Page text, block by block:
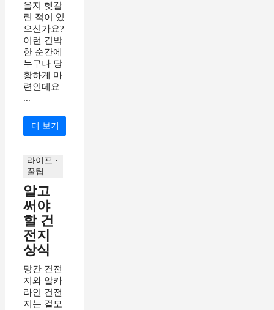
을지 헷갈
린 적이 있
으신가요?
이런 긴박
한 순간에
누구나 당
황하게 마
련인데요
...
더 보기
라이프 ·
꿀팁
알고
써야
할 건
전지
상식
망간 건전
지와 알카
라인 건전
지는 겉모